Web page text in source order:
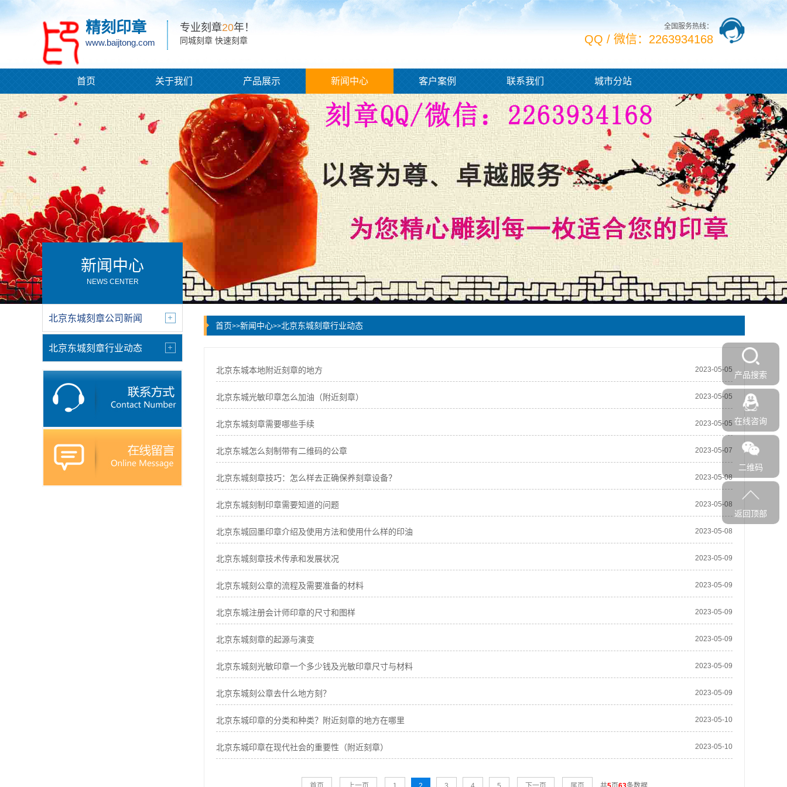
精刻印章
www.baijtong.com
专业刻章20年！
同城刻章 快速刻章
全国服务热线：
QQ / 微信：2263934168
首页 关于我们 产品展示 新闻中心 客户案例 联系我们 城市分站
新闻中心
NEWS CENTER
北京东城刻章公司新闻
北京东城刻章行业动态
首页>>新闻中心>>北京东城刻章行业动态
北京东城本地附近刻章的地方 2023-05-05
北京东城光敏印章怎么加油（附近刻章） 2023-05-05
北京东城刻章需要哪些手续 2023-05-05
北京东城怎么刻制带有二维码的公章 2023-05-07
北京东城刻章技巧：怎么样去正确保养刻章设备？ 2023-05-08
北京东城刻制印章需要知道的问题 2023-05-08
北京东城回墨印章介绍及使用方法和使用什么样的印油 2023-05-08
北京东城刻章技术传承和发展状况 2023-05-09
北京东城刻公章的流程及需要准备的材料 2023-05-09
北京东城注册会计师印章的尺寸和图样 2023-05-09
北京东城刻章的起源与演变 2023-05-09
北京东城刻光敏印章一个多少钱及光敏印章尺寸与材料 2023-05-09
北京东城刻公章去什么地方刻？ 2023-05-09
北京东城印章的分类和种类？附近刻章的地方在哪里 2023-05-10
北京东城印章在现代社会的重要性（附近刻章） 2023-05-10
产品搜索
在线咨询
二维码
返回顶部